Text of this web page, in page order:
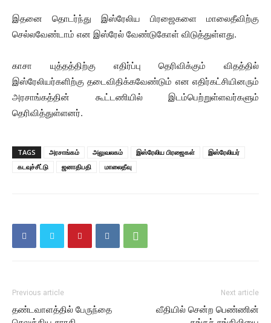
இதனை தொடர்ந்து இஸ்ரேலிய பிரஜைகளை மாலைதீவிற்கு
செல்லவேண்டாம் என இஸ்ரேல் வேண்டுகோள் விடுத்துள்ளது.
காசா யுத்தத்திற்கு எதிர்ப்பு தெரிவிக்கும் விதத்தில்
இஸ்ரேலியர்களிற்கு தடைவிதிக்கவேண்டும் என எதிர்கட்சியினரும்
அரசாங்கத்தின் கூட்டணியில் இடம்பெற்றுள்ளவர்களும்
தெரிவித்துள்ளனர்.
TAGS அரசாங்கம் அலுவலகம் இஸ்ரேலிய பிரஜைகள்
இஸ்ரேலியர்
கடவுச்சீட்டு
ஜனாதிபதி மாலைதீவு
Previous article
தண்டவாளத்தில் பேருந்தை
Next article
வீதியில் சென்ற பெண்ணின்